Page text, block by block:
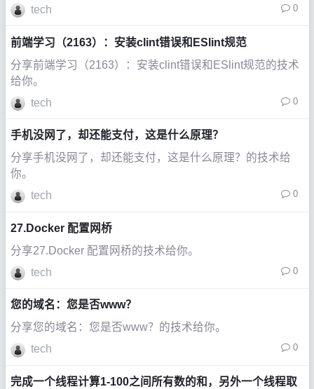
tech
0
前端学习（2163）：安装clint错误和ESlint规范
分享前端学习（2163）：安装clint错误和ESlint规范的技术
给你。
tech
0
手机没网了，却还能支付，这是什么原理？
分享手机没网了，却还能支付，这是什么原理？的技术给
你。
tech
0
27.Docker 配置网桥
分享27.Docker 配置网桥的技术给你。
tech
0
您的域名：您是否www？
分享您的域名：您是否www？的技术给你。
tech
0
完成一个线程计算1-100之间所有数的和，另外一个线程取